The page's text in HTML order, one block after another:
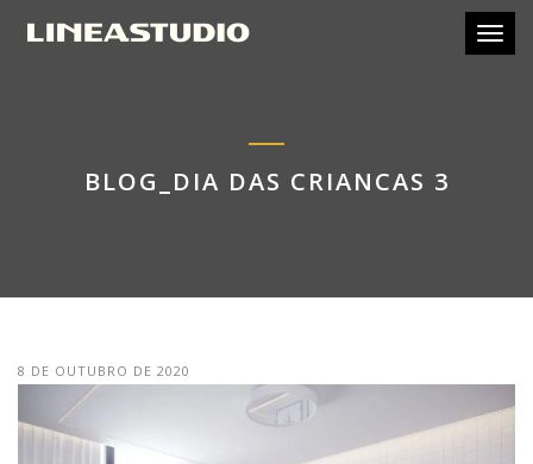
BLOG_DIA DAS CRIANCAS 3
8 DE OUTUBRO DE 2020